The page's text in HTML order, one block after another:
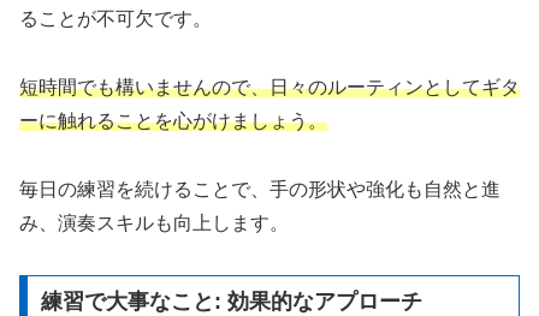
ることが不可欠です。
短時間でも構いませんので、日々のルーティンとしてギタ
ーに触れることを心がけましょう。
毎日の練習を続けることで、手の形状や強化も自然と進
み、演奏スキルも向上します。
練習で大事なこと: 効果的なアプローチ